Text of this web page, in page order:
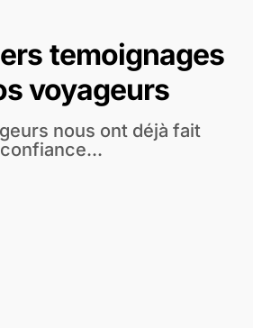
temoignages
voyageurs
nous ont déjà fait
confiance...